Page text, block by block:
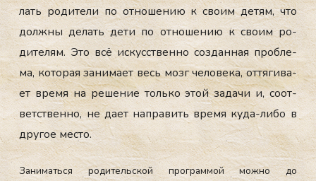
лать ро­дите­ли по от­но­шению к сво­им де­тям, что
дол­жны де­лать де­ти по от­но­шению к сво­им ро­
дите­лям. Это всё ис­кусс­твен­но соз­данная проб­ле­
ма, ко­торая за­нима­ет весь мозг че­лове­ка, от­тя­гива­
ет вре­мя на ре­шение толь­ко этой за­дачи и, со­от­
ветс­твен­но, не да­ет нап­ра­вить вре­мя ку­да-ли­бо в
дру­гое мес­то.
Заниматься родительской программой можно до